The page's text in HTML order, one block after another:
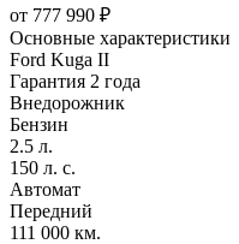
от 777 990 ₽
Основные характеристики
Ford Kuga II
Гарантия 2 года
Внедорожник
Бензин
2.5 л.
150 л. с.
Автомат
Передний
111 000 км.